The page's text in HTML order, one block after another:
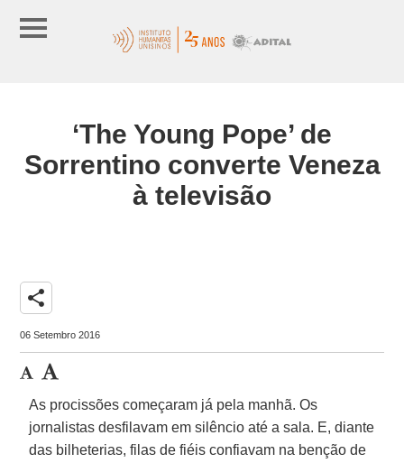
‘The Young Pope’ de
Sorrentino converte Veneza
à televisão
share
06 Setembro 2016
As procissões começaram já pela manhã. Os
jornalistas desfilavam em silêncio até a sala. E, diante
das bilheterias, filas de fiéis confiavam na benção de